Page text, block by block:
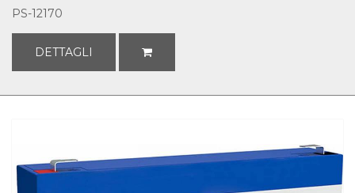
PS-12170
DETTAGLI